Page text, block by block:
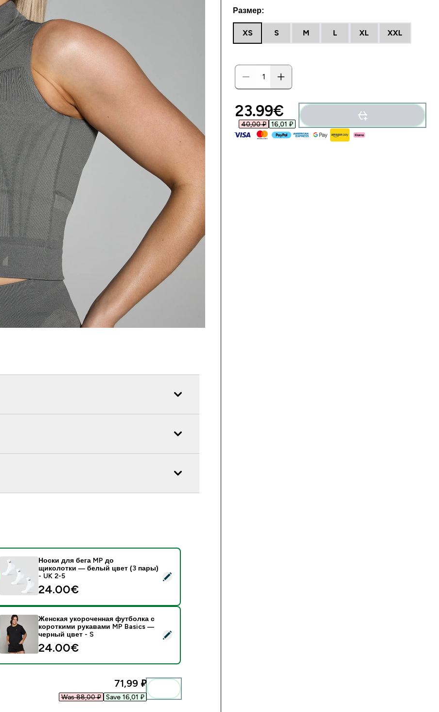
- Носки для бега MP до щиколотки — белый цвет (3 пары) - UK 2-5
Носки для бега MP до
щиколотки — белый цвет (3 пары)
- UK 2-5
24.00€‎
- Женская укороченная футболка с короткими рукавами MP Basics — черный цвет - S
Женская укороченная футболка с
короткими рукавами MP Basics —
черный цвет - S
24.00€‎
71,99 ₽‎
Was 88,00 ₽‎ Save 16,01 ₽‎
Размер:
XS S M L XL XXL
23.99€‎
40,00 ₽‎ 16,01 ₽‎